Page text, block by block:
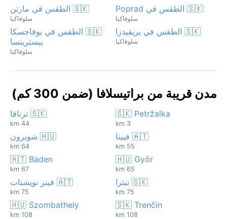
🇸🇰 الطقس في Poprad
سلوفاكيا
🇸🇰 الطقس في مارتن
سلوفاكيا
🇸🇰 الطقس في بريفيدزا
سلوفاكيا
🇸🇰 الطقس في بوفاجسكا
بيستريتسا
سلوفاكيا
مدن قريبة من براتيسلافا (ضمن 300 كم)
🇸🇰 Petržalka
3 km
🇸🇰 ترنافا
44 km
🇦🇹 فيينا
55 km
🇭🇺 شوبرون
64 km
🇭🇺 Győr
65 km
🇦🇹 Baden
67 km
🇸🇰 نيترا
75 km
🇦🇹 فينر نويشتات
75 km
🇸🇰 Trenčín
108 km
🇭🇺 Szombathely
108 km